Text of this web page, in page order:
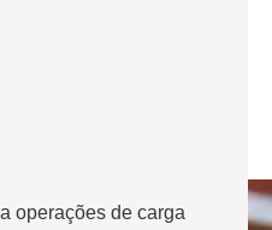
operações de carga